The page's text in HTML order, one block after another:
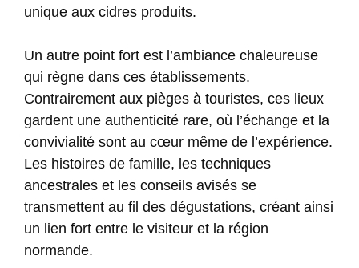
unique aux cidres produits.
Un autre point fort est l’ambiance chaleureuse
qui règne dans ces établissements.
Contrairement aux pièges à touristes, ces lieux
gardent une authenticité rare, où l’échange et la
convivialité sont au cœur même de l’expérience.
Les histoires de famille, les techniques
ancestrales et les conseils avisés se
transmettent au fil des dégustations, créant ainsi
un lien fort entre le visiteur et la région
normande.